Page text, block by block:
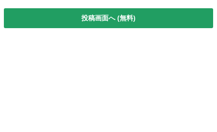
投稿画面へ (無料)